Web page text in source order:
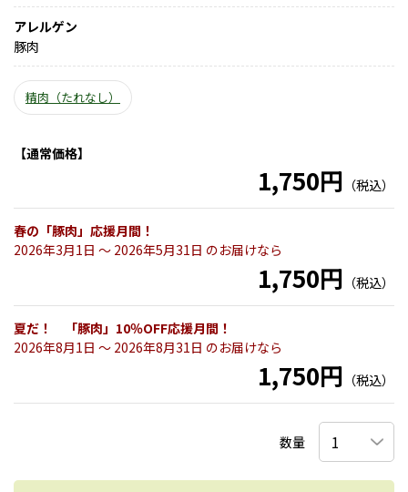
アレルゲン
豚肉
精肉（たれなし）
【通常価格】
1,750円 （税込）
春の「豚肉」応援月間！
2026年3月1日 〜 2026年5月31日 のお届けなら
1,750円 （税込）
夏だ！ 「豚肉」10％OFF応援月間！
2026年8月1日 〜 2026年8月31日 のお届けなら
1,750円 （税込）
数量